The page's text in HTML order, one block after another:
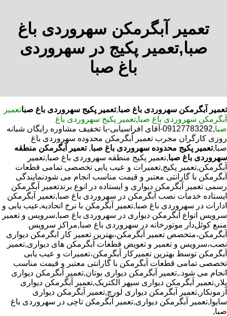
تعمیر آبگرمکن سهروردی باغ
صبا,تعمیر پکیج در سهروردی
باغ صبا
تعمیر آبگرمکن سهروردی باغ صبا,تعمیر پکیج سهروردی باغ صباتعمیر
آبگرمکن سهروردی باغ صبا,تعمیر پکیج سهروردی باغ
صبا
,09127783292-آقای افراسیابی-با تخفیف مشاوره رایگان شبانه
روزی کارگران مجرب تعمیر آبگرمکن محدوده سهروردی باغ
صبا,تعمیر پکیج محدوده سهروردی باغ صبا, تعمیر آبگرمکن منطقه
سهروردی باغ صبا,تعمیر پکیج منطقه سهروردی باغ صبا,تعمیر
آبگرمکن,تعمیر پکیج,تعمیرات و عیب یابی تخصصی تمامی قطعات
آبگرمکن با گارانتی معتبر و قیمت مناسب انجام می شودنمایندگی
رسمی تعمیر آبگرمکن دیواری و ایستاده در انوع برندتعمیر آبگرمکن
ایستاده خدمات نصب آبگرمکن در سهروردی باغ صبا,تعمیر آبگرمکن
ادارات در سهروردی باغ صبا,تعمیر آبگرمکن با نرخ اتحادیه,عیب یابی و
سرویس انواع آبگرمکن دیواری در سهروردی باغ صبا,سرویس و تعمیر
منبع کوئل‌دار موتورخانه در سهروردی باغ صبا,مراکز سرویس
آبگرمکن،متخصص تعمیر آبگرمکن،بهترین تعمیر کار ابگرمکن دیواری
نصب،سرویس و تعمیر و تعویض قطعات آبگرمکن های دیواری,تعمیر
آبگرمکن توسط بهترین تعمیرکار آبگرمکن،تعمیرات و عیب یابی
تخصصی تمامی قطعات آبگرمکن با گارانتی معتبر و قیمت مناسب
انجام می شود.,تعمیر آبگرمکن دیواری بوتان,تعمیر آبگرمکن دیواری
پلار,تعمیر آبگرمکن دیواری سپهر الکتریک,تعمیر آبگرمکن دیواری
آزمونکار,تعمیر آبگرمکن دیواری لورچ,تعمیر آبگرمکن دیواری
سایوا,تعمیر آبگرمکن دیواری,تعمیر آبگرمکن تاچی در سهروردی باغ
صبا,